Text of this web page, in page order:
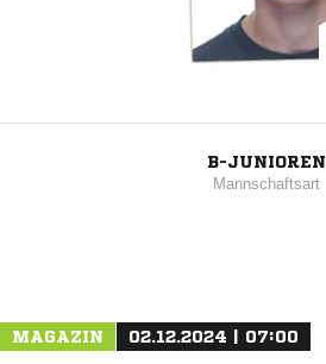
B-JUNIOREN
Mannschaftsart
MAGAZIN 02.12.2024 | 07:00